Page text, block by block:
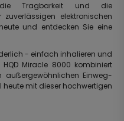
Tragbarkeit und die
elektronischen
und entdecken Sie eine
- einfach inhalieren und
Miracle 8000 kombiniert
Einweg-
heute mit dieser hochwertigen